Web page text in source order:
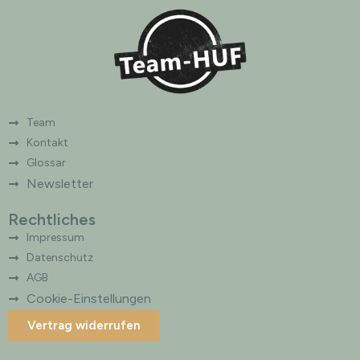
Team
Kontakt
Glossar
Newsletter
Rechtliches
Impressum
Datenschutz
AGB
Cookie-Einstellungen
Vertrag widerrufen